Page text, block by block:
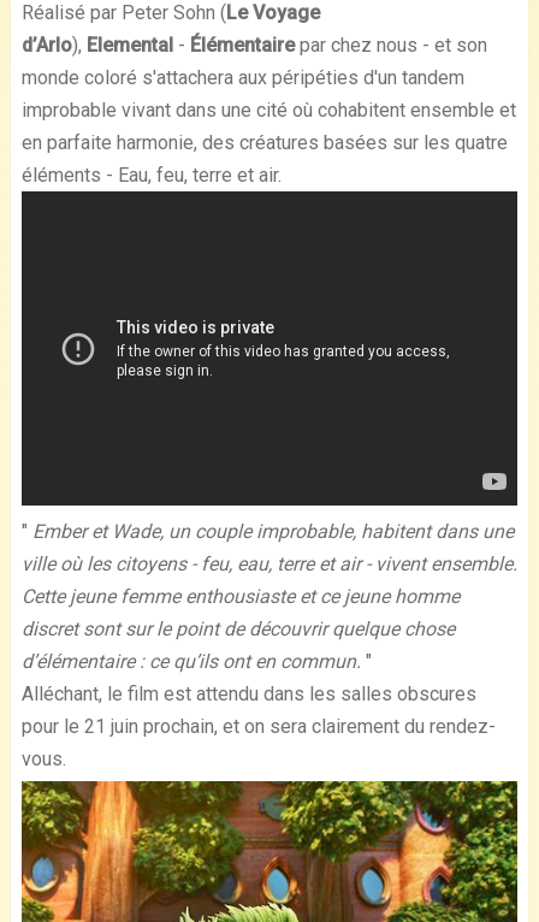
Réalisé par Peter Sohn ( Le Voyage
d’Arlo), Elemental - Élémentairepar chez nous - et son
monde coloré s'attachera aux péripéties d'un tandem
improbable vivant dans une cité où cohabitent ensemble et
en parfaite harmonie, des créatures basées sur les quatre
éléments - Eau, feu, terre et air.
" Ember et Wade, un couple improbable, habitent dans une
ville où les citoyens - feu, eau, terre et air - vivent ensemble.
Cette jeune femme enthousiaste et ce jeune homme
discret sont sur le point de découvrir quelque chose
d’élémentaire : ce qu’ils ont en commun. "
Alléchant, le film est attendu dans les salles obscures
pour le 21 juin prochain, et on sera clairement du rendez-
vous.